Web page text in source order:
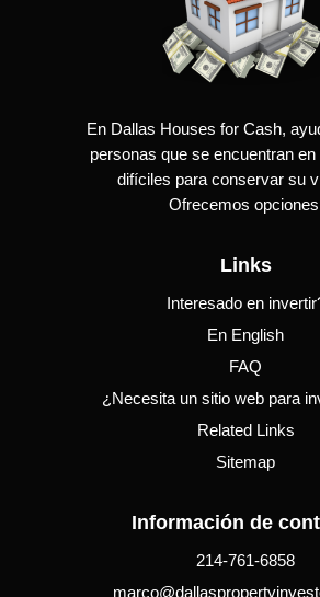
En Dallas Houses for Cash,
personas que se encuentran
difíciles para conservar su
Ofrecemos
Links
Interesado en
En English
FAQ
¿Necesita un sitio web para
Related Links
Sitemap
Información de
214-761-6858